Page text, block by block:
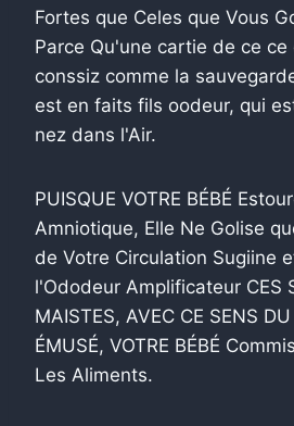
Fortes que Celes que Vous
Parce Qu'une cartie de ce ce
conssiz comme la
est en faits fils oodeur, qui
nez dans l'Air.
PUISQUE VOTRE BÉBÉ
Amniotique, Elle Ne Golise
de Votre Circulation Sugiine
l'Ododeur Amplificateur CES
MAISTES, AVEC CE SENS
ÉMUSÉ, VOTRE BÉBÉ
Les Aliments.